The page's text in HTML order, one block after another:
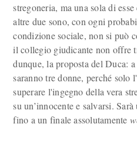
stregoneria, ma una sola di
altre due sono, con ogni
condizione sociale, non si può
il collegio giudicante non offre
dunque, la proposta del Duca:
saranno tre donne, perché solo
superare l'ingegno della vera
su un’innocente e salvarsi.
fino a un finale assolutamente